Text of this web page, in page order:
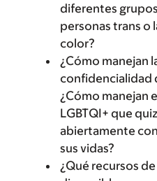
diferentes
personas trans o
color?
¿Cómo manejan
confidencialidad
¿Cómo manejan
LGBTQI+ que
abiertamente
sus vidas?
¿Qué recursos